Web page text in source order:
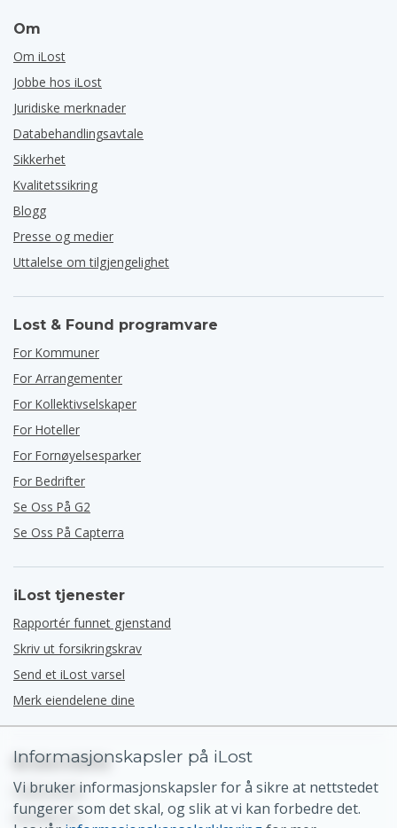
Om
Om iLost
Jobbe hos iLost
Juridiske merknader
Databehandlingsavtale
Sikkerhet
Kvalitetssikring
Blogg
Presse og medier
Uttalelse om tilgjengelighet
Lost & Found programvare
For Kommuner
For Arrangementer
For Kollektivselskaper
For Hoteller
For Fornøyelsesparker
For Bedrifter
Se Oss På G2
Se Oss På Capterra
iLost tjenester
Rapportér funnet gjenstand
Skriv ut forsikringskrav
Send et iLost varsel
Merk eiendelene dine
Brukerstøtte
Hjelpesenter
Kontakt oss
Informasjonskapsler på iLost
Vi bruker informasjonskapsler for å sikre at nettstedet
fungerer som det skal, og slik at vi kan forbedre det.